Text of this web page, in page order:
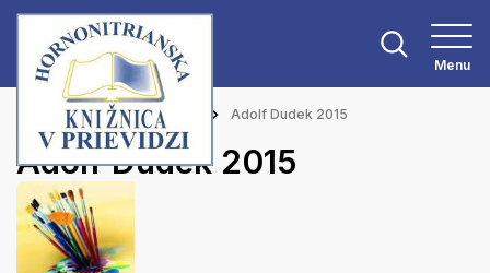
Menu
Hlavná stránka Aktuality Adolf Dudek 2015
Adolf Dudek 2015